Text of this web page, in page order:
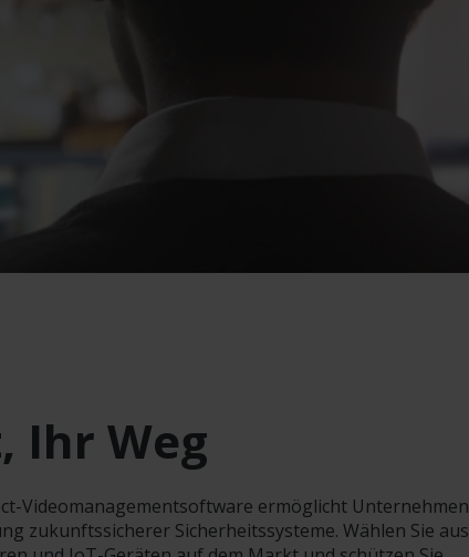
Ihr Weg
Videomanagementsoftware ermöglicht Unternehmen
zukunftssicherer Sicherheitssysteme. Wählen Sie aus